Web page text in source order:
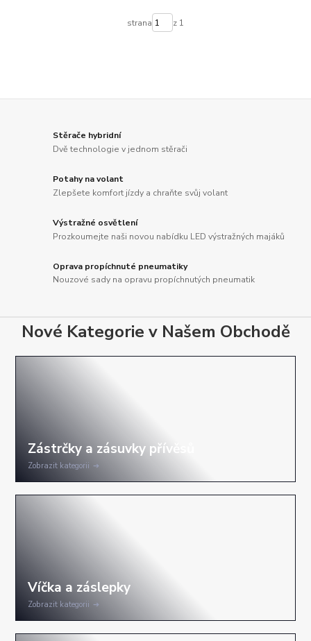
strana z 1
Stěrače hybridní
Dvě technologie v jednom stěrači
Potahy na volant
Zlepšete komfort jízdy a chraňte svůj volant
Výstražné osvětlení
Prozkoumejte naši novou nabídku LED výstražných majáků
Oprava propíchnuté pneumatiky
Nouzové sady na opravu propíchnutých pneumatik
Nové Kategorie v Našem Obchodě
Zobrazit kategorii
Zobrazit kategorii